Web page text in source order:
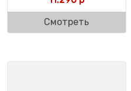
Смотреть